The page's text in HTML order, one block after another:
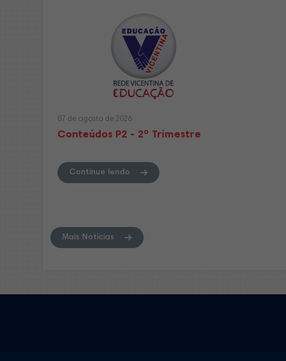
07 de agosto de 2026
Conteúdos P2 - 2º Trimestre
Continue lendo
Mais Notícias